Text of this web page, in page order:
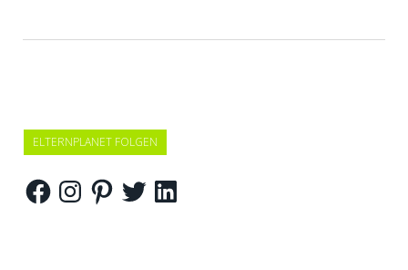
ELTERNPLANET FOLGEN
FacebookInstagramPinterestTwitterLinkedIn